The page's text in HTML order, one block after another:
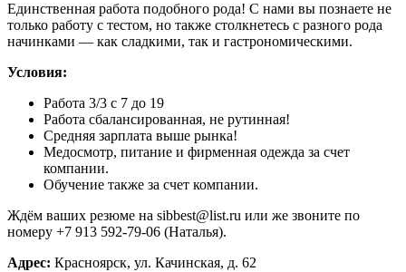
Единственная работа подобного рода! С нами вы познаете не
только работу с тестом, но также столкнетесь с разного рода
начинками — как сладкими, так и гастрономическими.
Условия:
Работа 3/3 с 7 до 19
Работа сбалансированная, не рутинная!
Средняя зарплата выше рынка!
Медосмотр, питание и фирменная одежда за счет
компании.
Обучение также за счет компании.
Ждём ваших резюме на sibbest@list.ru или же звоните по
номеру +7 913 592-79-06 (Наталья).
Адрес: Красноярск, ул. Качинская, д. 62